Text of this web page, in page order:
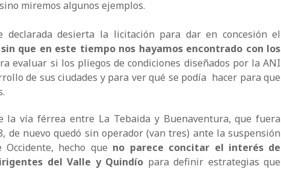
miremos algunos ejemplos.
declarada desierta la licitación para dar en concesión el
sin que en este tiempo nos hayamos encontrado con los
evaluar si los pliegos de condiciones diseñados por la ANI
de sus ciudades y para ver qué se podía hacer para que
la vía férrea entre La Tebaida y Buenaventura, que fuera
de nuevo quedó sin operador (van tres) ante la suspensión
hecho que no parece concitar el interés de
del Valle y Quindío para definir estrategias que